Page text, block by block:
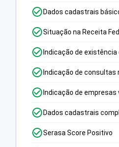
Dados cadastrais
Situação na Receita
Indicação de
Indicação de consultas
Indicação de empresas
Dados cadastrais
Serasa Score Positivo